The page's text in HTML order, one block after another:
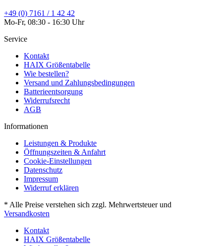
+49 (0) 7161 / 1 42 42
Mo-Fr, 08:30 - 16:30 Uhr
Service
Kontakt
HAIX Größentabelle
Wie bestellen?
Versand und Zahlungsbedingungen
Batterieentsorgung
Widerrufsrecht
AGB
Informationen
Leistungen & Produkte
Öffnungszeiten & Anfahrt
Cookie-Einstellungen
Datenschutz
Impressum
Widerruf erklären
* Alle Preise verstehen sich zzgl. Mehrwertsteuer und
Versandkosten
Kontakt
HAIX Größentabelle